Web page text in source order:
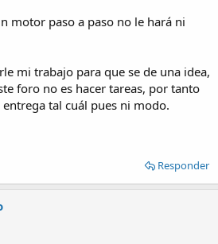
motor paso a paso no le hará ni
mi trabajo para que se de una idea,
foro no es hacer tareas, por tanto
tal cuál pues ni modo.
Responder